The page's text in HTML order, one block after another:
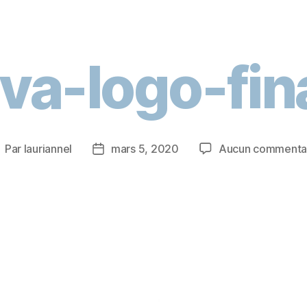
logo-
Par lauriannel mars 5, 2020 Aucun